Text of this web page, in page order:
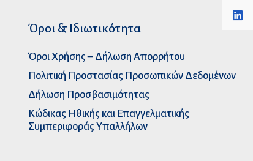
Όροι & Ιδιωτικότητα
Όροι Χρήσης – Δήλωση Απορρήτου
Πολιτική Προστασίας Προσωπικών Δεδομένων
Δήλωση Προσβασιμότητας
Κώδικας Ηθικής και Επαγγελματικής
Συμπεριφοράς Υπαλλήλων